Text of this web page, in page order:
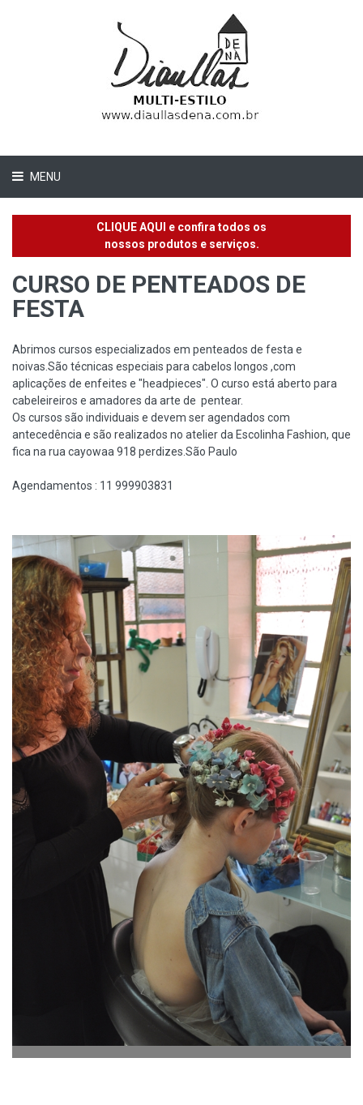
MENU
CLIQUE AQUI e confira todos os
nossos produtos e serviços.
CURSO DE PENTEADOS DE
FESTA
Abrimos cursos especializados em penteados de festa e
noivas.São técnicas especiais para cabelos longos ,com
aplicações de enfeites e "headpieces". O curso está aberto para
cabeleireiros e amadores da arte de pentear.
Os cursos são individuais e devem ser agendados com
antecedência e são realizados no atelier da Escolinha Fashion, que
fica na rua cayowaa 918 perdizes.São Paulo
Agendamentos : 11 999903831